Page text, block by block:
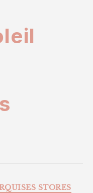
STORES